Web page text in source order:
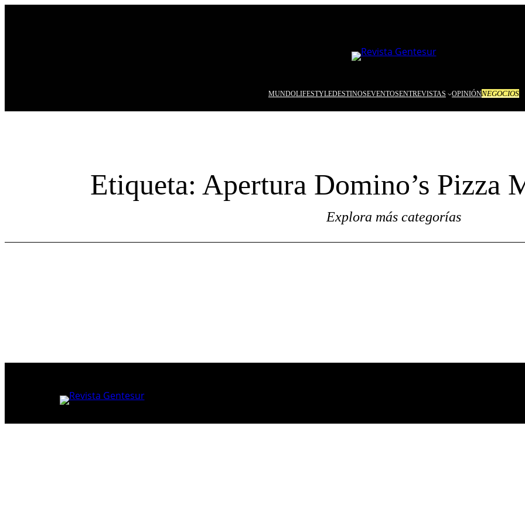
MUNDOLIFESTYLEDESTINOSEVENTOSENTREVISTAS OPINIÓNNEGOCIOS
Etiqueta: Apertura Domino’s Pizza
Explora más categorías